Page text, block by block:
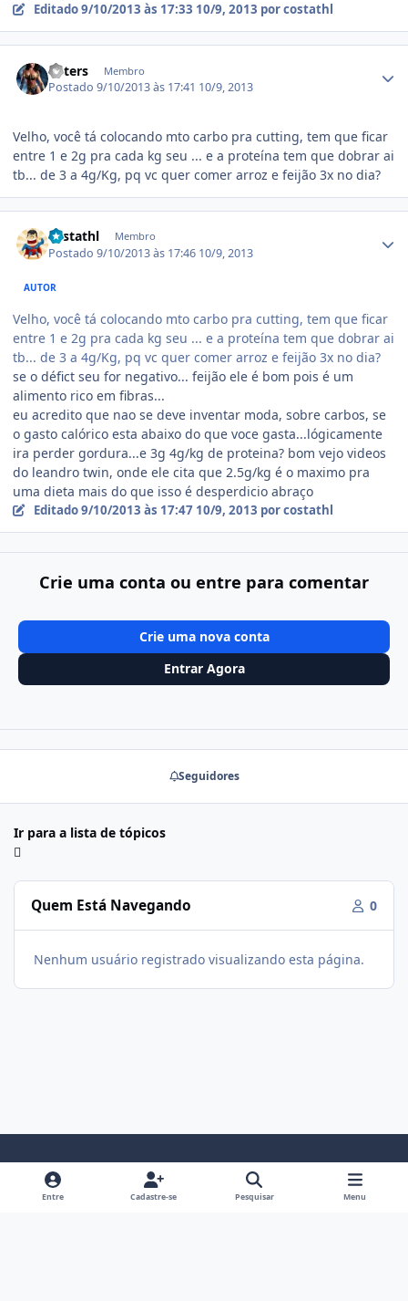
Editado9/10/2013 às 17:33 10/9, 2013 por costathl
Peters Membro
Postado9/10/2013 às 17:41 10/9, 2013
Velho, você tá colocando mto carbo pra cutting, tem que ficar
entre 1 e 2g pra cada kg seu ... e a proteína tem que dobrar ai
tb... de 3 a 4g/Kg, pq vc quer comer arroz e feijão 3x no dia?
costathl Membro
Postado9/10/2013 às 17:46 10/9, 2013
AUTOR
Velho, você tá colocando mto carbo pra cutting, tem que ficar
entre 1 e 2g pra cada kg seu ... e a proteína tem que dobrar ai
tb... de 3 a 4g/Kg, pq vc quer comer arroz e feijão 3x no dia?
se o défict seu for negativo... feijão ele é bom pois é um
alimento rico em fibras...
eu acredito que nao se deve inventar moda, sobre carbos, se
o gasto calórico esta abaixo do que voce gasta...lógicamente
ira perder gordura...e 3g 4g/kg de proteina? bom vejo videos
do leandro twin, onde ele cita que 2.5g/kg é o maximo pra
uma dieta mais do que isso é desperdicio abraço
Editado9/10/2013 às 17:47 10/9, 2013 por costathl
Crie uma conta ou entre para comentar
Crie uma nova conta
Entrar Agora
Seguidores
Ir para a lista de tópicos
Quem Está Navegando 0
Nenhum usuário registrado visualizando esta página.
Modo ClaroModo EscuroPreferência do Sistema
i
Entre Cadastre-se Pesquisar Menu